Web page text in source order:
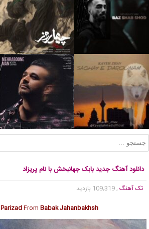
دانلود آهنگ جدید بابک جهانبخش با نام پریزاد
تک آهنگ , 109,319 بازدید
ParizadFrom Babak Jahanbakhsh